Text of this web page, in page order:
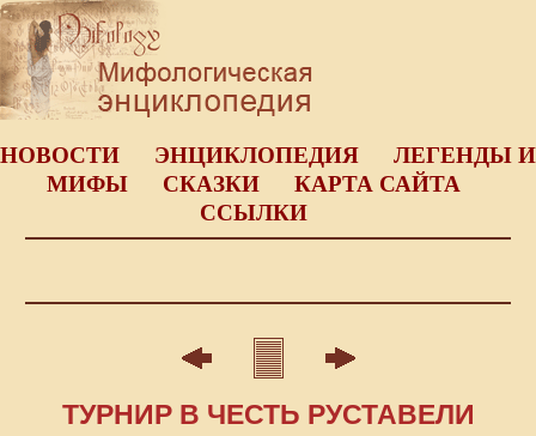
НОВОСТИ ЭНЦИКЛОПЕДИЯ
ЛЕГЕНДЫ И
МИФЫ
СКАЗКИ
КАРТА САЙТА
ССЫЛКИ
ТУРНИР В ЧЕСТЬ РУСТАВЕЛИ